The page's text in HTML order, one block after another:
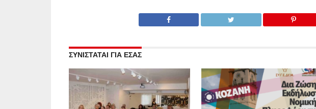
ΣΥΝΙΣΤΑΤΑΙ ΓΙΑ ΕΣΑΣ